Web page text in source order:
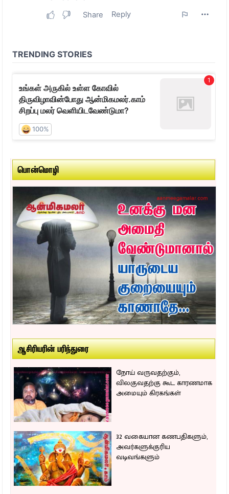
பொன்மொழி
ஆசிரியரின் பரிந்துரை
நோய் வருவதற்கும்,
விலகுவதற்கு கூட காரணமாக
அமையும் கிரகங்கள்
32 வகையான கணபதிகளும்,
அவர்களுக்குரிய
வடிவங்களும்